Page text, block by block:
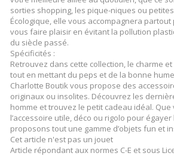
sorties shopping, les pique-niques ou
Écologique, elle vous accompagnera
vous faire plaisir en évitant la pollution
du siècle passé.
Spécificités :
Retrouvez dans cette collection, le charme
tout en mettant du peps et de la bonne
Charlotte Boutik vous propose des
originaux ou insolites. Découvrez les
homme et trouvez le petit cadeau idéal.
l’accessoire utile, déco ou rigolo pour
proposons tout une gamme d’objets fun et
Cet article n'est pas un jouet
Article répondant aux normes C-E et sous